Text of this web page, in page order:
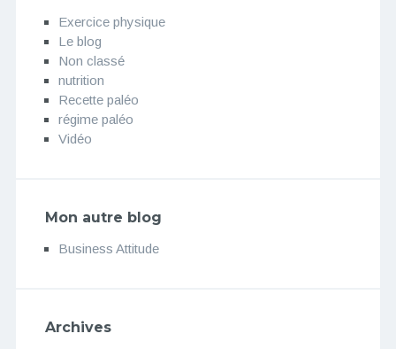
Exercice physique
Le blog
Non classé
nutrition
Recette paléo
régime paléo
Vidéo
Mon autre blog
Business Attitude
Archives